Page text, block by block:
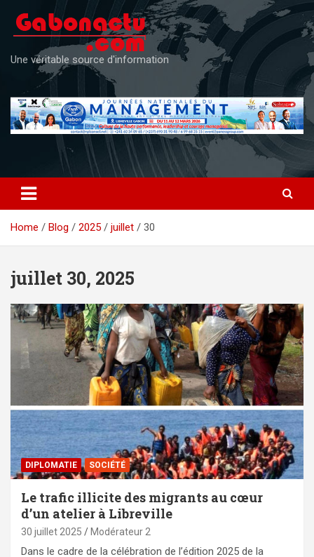
content
Une véritable source d'information
Home Blog 2025 juillet 30
juillet 30, 2025
DIPLOMATIE SOCIÉTÉ
Le trafic illicite des migrants au cœur
d’un atelier à Libreville
30 juillet 2025 Modérateur 2
‎Dans le cadre de la célébration de l’édition 2025 de la